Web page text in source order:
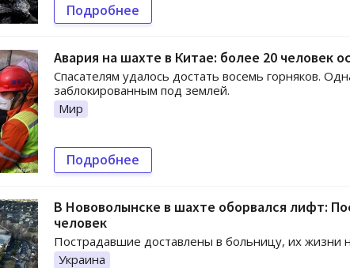
Подробнее
Авария на шахте в Китае: более 20 человек
Спасателям удалось достать восемь горняков.
заблокированным под землей.
Мир
Подробнее
В Нововолынске в шахте оборвался лифт:
человек
Пострадавшие доставлены в больницу, их жизни
Украина